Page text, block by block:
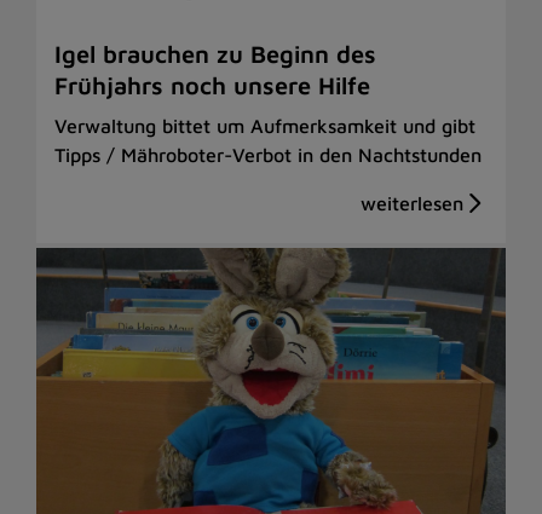
Igel brauchen zu Beginn des
Frühjahrs noch unsere Hilfe
Verwaltung bittet um Aufmerksamkeit und gibt
Tipps / Mähroboter-Verbot in den Nachtstunden